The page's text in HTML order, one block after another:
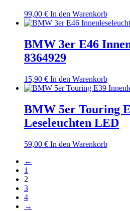
99,00 € In den Warenkorb
BMW 3er E46
8364929
15,90 € In den Warenkorb
BMW 5er Touring
Leseleuchten LED
59,00 € In den Warenkorb
←
1
2
3
4
→